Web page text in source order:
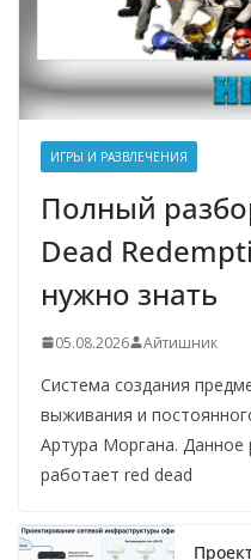
ИГРЫ И РАЗВЛЕЧЕНИЯ
Полный
Dead
нужно знать
05.08.2026 Айтишник
Система создания
выживания и
Артура Моргана. Данное
работает red dead